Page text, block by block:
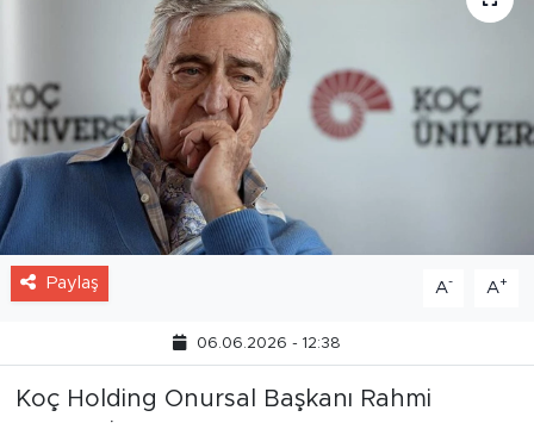
Paylaş A- A+
06.06.2026 - 12:38
Koç Holding Onursal Başkanı Rahmi